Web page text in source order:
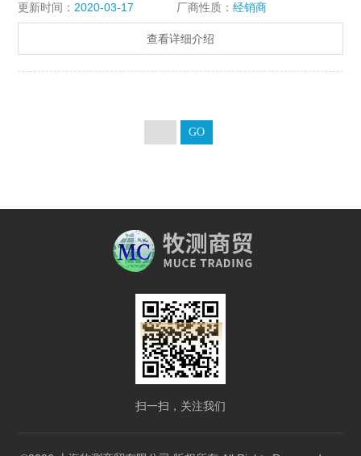
细胞中均含有的能量单位. 所有活的微生物富含ATP. 故检测ATP,
可反映所有微生物的多少。
更新时间： 2020-03-17 厂商性质： 经销商
查看详细介绍
扫一扫，关注我们